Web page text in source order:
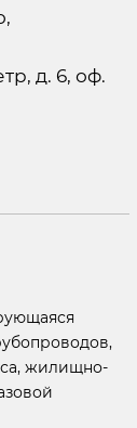
д. 6, оф.
жилищно-